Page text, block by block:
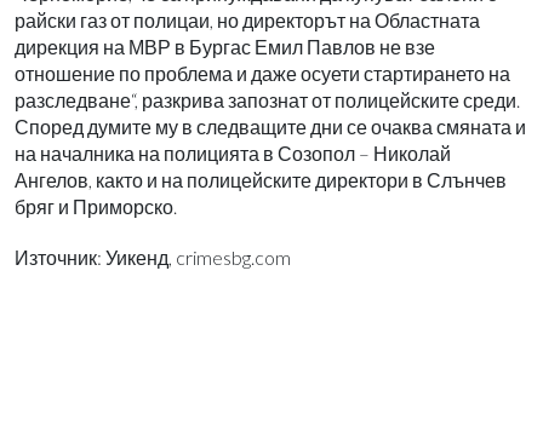
райски газ от полицаи, но директорът на Областната
дирекция на МВР в Бургас Емил Павлов не взе
отношение по проблема и даже осуети стартирането на
разследване“, разкрива запознат от полицейските среди.
Според думите му в следващите дни се очаква смяната и
на началника на полицията в Созопол – Николай
Ангелов, както и на полицейските директори в Слънчев
бряг и Приморско.
Източник: Уикенд, crimesbg.com